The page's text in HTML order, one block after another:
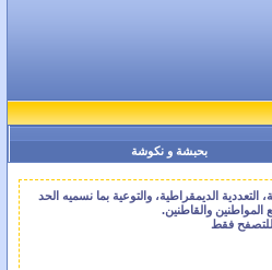
بحبشة و نكوشة
الديمقراطية، والتوعية بما نسميه الحد
والقاطنين.